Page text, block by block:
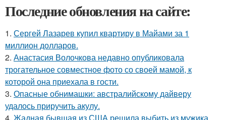
Последние обновления на сайте:
1. Сергей Лазарев купил квартиру в Майами за 1
миллион долларов.
2. Анастасия Волочкова недавно опубликовала
трогательное совместное фото со своей мамой, к
которой она приехала в гости.
3. Опасные обнимашки: австралийскому дайверу
удалось приручить акулу.